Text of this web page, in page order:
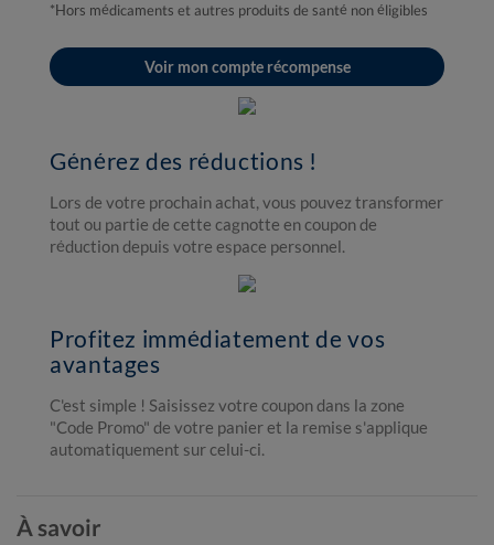
*Hors médicaments et autres produits de santé non éligibles
Voir mon compte récompense
Générez des réductions !
Lors de votre prochain achat, vous pouvez transformer
tout ou partie de cette cagnotte en coupon de
réduction depuis votre espace personnel.
Profitez immédiatement de vos
avantages
C'est simple ! Saisissez votre coupon dans la zone
"Code Promo" de votre panier et la remise s'applique
automatiquement sur celui-ci.
À savoir